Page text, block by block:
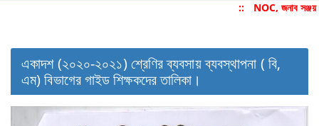
:: NOC, জনাব সঞ্জয়
একাদশ (২০২০-২০২১) শ্রেণির ব্যবসায় ব্যবস্থাপনা ( বি,
এম) বিভাগের গাইড শিক্ষকদের তালিকা।